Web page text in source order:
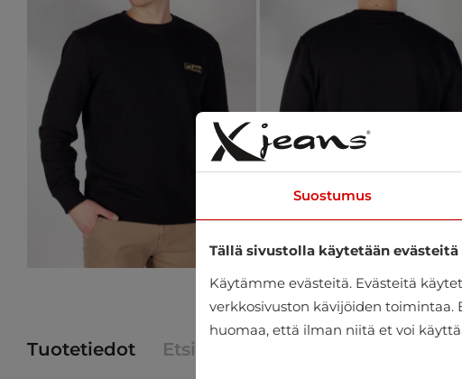
Tuotetiedot Etsi tuote myymälästä
Suostumus
Tällä sivustolla käytetään evästeitä
Käytämme evästeitä. Evästeitä
verkkosivuston kävijöiden toimintaa.
huomaa, että ilman niitä et voi